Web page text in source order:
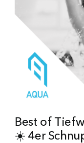
Best of
☀️ 4er